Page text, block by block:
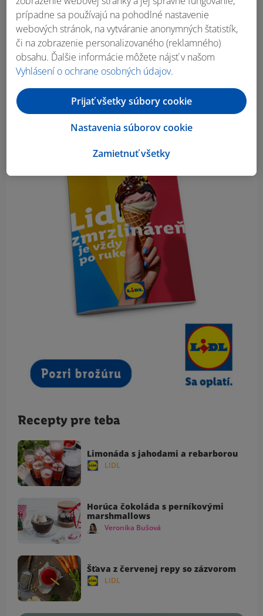
Recepty pre teba
Limonáda s jahodami a rebarborou
LIDL
Horúca čokoláda s perníkovými
marshmallows
Veronika Bušová
Šťava z červenej repy so zázvorom
LIDL
prípadne sa používajú na pohodlné nastavenie
webových stránok, na vytváranie anonymných štatistík,
či na zobrazenie personalizovaného (reklamného)
obsahu. Ďalšie informácie môžete nájsť v našom
Vyhlásení o ochrane osobných údajov.
Zamietnuť všetky
Nastavenia súborov cookie
Prijať všetky súbory cookie